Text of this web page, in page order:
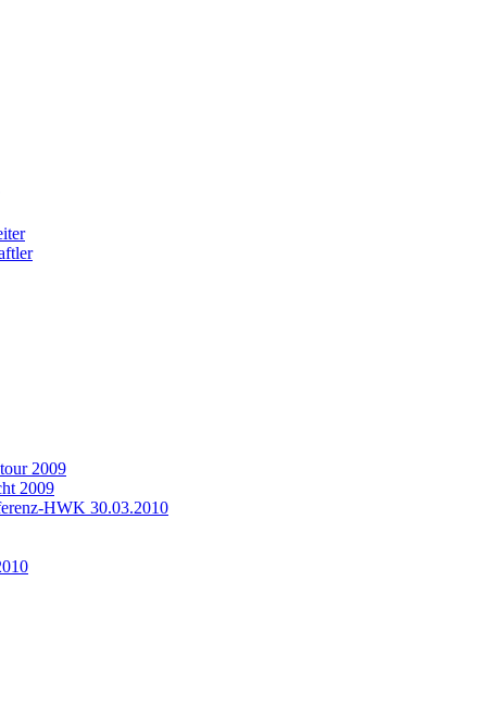
2009
2009
HWK 30.03.2010